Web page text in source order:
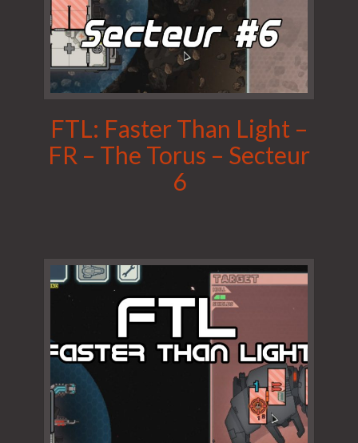
FTL: Faster Than Light –
FR – The Torus – Secteur
6